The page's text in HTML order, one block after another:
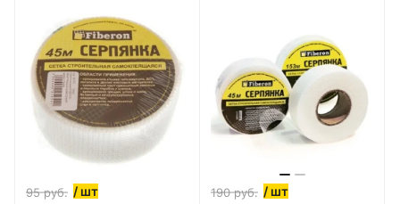
95руб. / шт
190руб. / шт